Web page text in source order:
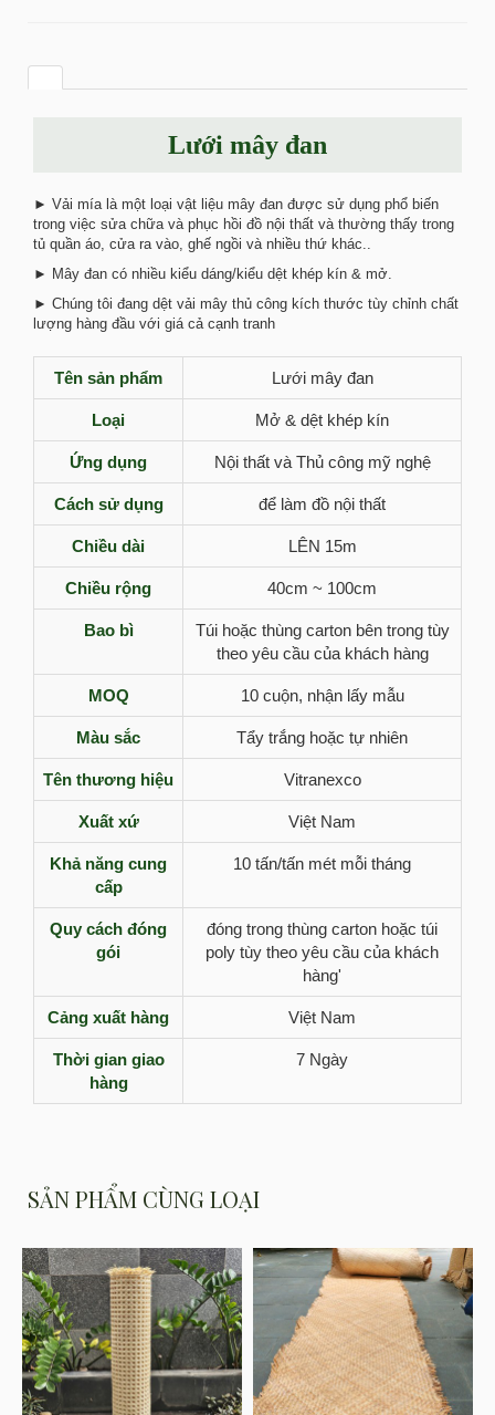
Lưới mây đan
► Vải mía là một loại vật liệu mây đan được sử dụng phổ biến
trong việc sửa chữa và phục hồi đồ nội thất và thường thấy trong
tủ quần áo, cửa ra vào, ghế ngồi và nhiều thứ khác..
► Mây đan có nhiều kiểu dáng/kiểu dệt khép kín & mở.
► Chúng tôi đang dệt vải mây thủ công kích thước tùy chỉnh chất
lượng hàng đầu với giá cả cạnh tranh
Tên sản phẩm Lưới mây đan
Loại Mở & dệt khép kín
Ứng dụng Nội thất và Thủ công mỹ nghệ
Cách sử dụng để làm đồ nội thất
Chiều dài LÊN 15m
Chiều rộng 40cm ~ 100cm
Bao bì
Túi hoặc thùng carton bên trong tùy
theo yêu cầu của khách hàng
MOQ 10 cuộn, nhận lấy mẫu
Màu sắc Tẩy trắng hoặc tự nhiên
Tên thương hiệu Vitranexco
Xuất xứ Việt Nam
Khả năng cung
cấp
10 tấn/tấn mét mỗi tháng
Quy cách đóng
gói
đóng trong thùng carton hoặc túi
poly tùy theo yêu cầu của khách
hàng'
Cảng xuất hàng Việt Nam
Thời gian giao
hàng
7 Ngày
SẢN PHẨM CÙNG LOẠI